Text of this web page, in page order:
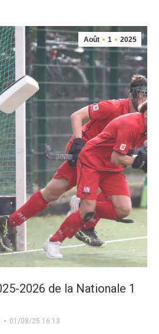
Août 1 2025
2026 de la Nationale 1
01/08/25 16:13